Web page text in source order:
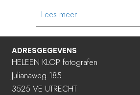
Lees meerabout IN EN OM
ADRESGEGEVENS
HELEEN KLOP fotografen
Julianaweg 185
3525 VE UTRECHT